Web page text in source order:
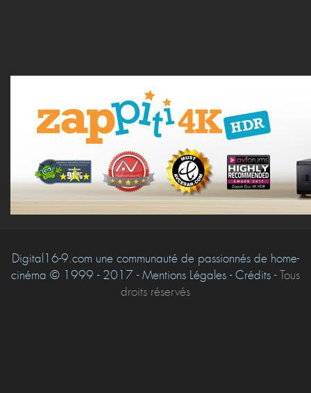
Digital16-9.com une communauté de passionnés de home-
cinéma © 1999 - 2017 - Mentions Légales - Crédits -Tous
droits réservés